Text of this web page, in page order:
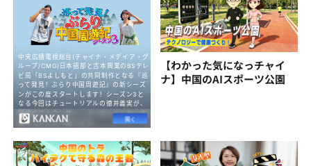
【わかった気になっチャイ
ナ】中国のAIスポーツ公園